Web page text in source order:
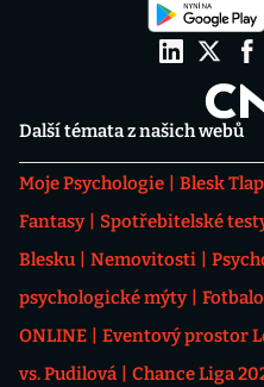
Další témata z našich webů
Moje Psychologie Blesk
Fantasy
Spotřebitelské
Blesku
Nemovitosti
psychologické mýty
ONLINE
Eventový prostor
vs. Pudilová
Chance Liga